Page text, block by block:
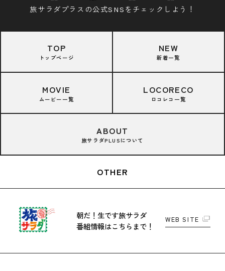
旅サラダプラスの公式SNSをチェックしよう！
TOP
トップページ
NEW
新着一覧
MOVIE
ムービー一覧
LOCORECO
ロコレコ一覧
ABOUT
旅サラダPLUSについて
OTHER
朝だ！生です旅サラダ
番組情報はこちらまで！
WEB SITE